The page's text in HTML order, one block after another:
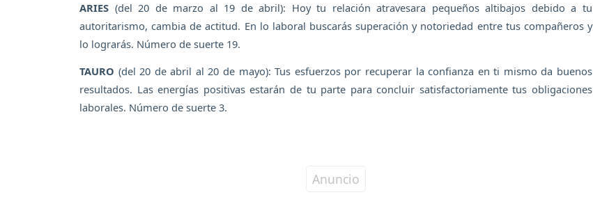
ARIES (del 20 de marzo al 19 de abril): Hoy tu relación atravesara pequeños altibajos debido a tu
autoritarismo, cambia de actitud. En lo laboral buscarás superación y notoriedad entre tus compañeros y
lo lograrás. Número de suerte 19.
TAURO (del 20 de abril al 20 de mayo): Tus esfuerzos por recuperar la confianza en ti mismo da buenos
resultados. Las energías positivas estarán de tu parte para concluir satisfactoriamente tus obligaciones
laborales. Número de suerte 3.